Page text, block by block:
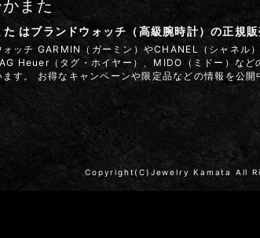
また
た はブランドウォッチ（高級腕時計）の正規
ォッチ GARMIN（ガーミン）やCHANEL（シャネル
Heuer（タグ・ホイヤー）、MIDO（ミドー）など
す。 お得なキャンペーンや限定品などの情報を公開
Copyright(C)Jewelry Kamata All